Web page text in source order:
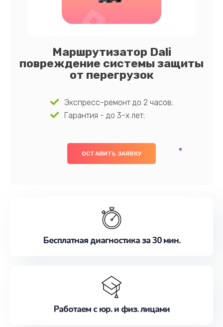
Маршрутизатор Dali
повреждение системы защиты
от перегрузок
Экспресс-ремонт до 2 часов;
Гарантия - до 3-х лет;
ОСТАВИТЬ ЗАЯВКУ
Бесплатная диагностика за 30 мин.
Работаем с юр. и физ. лицами